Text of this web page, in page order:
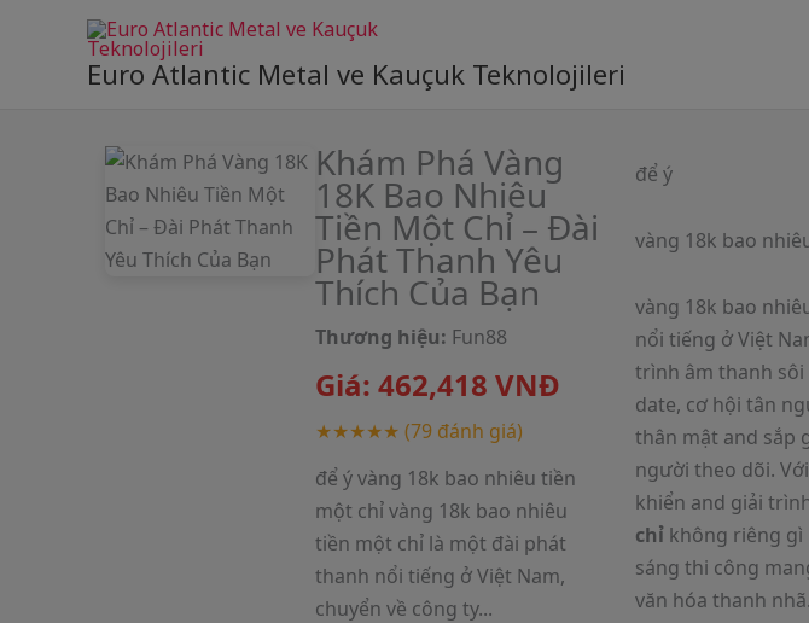
Euro Atlantic Metal ve Kauçuk Teknolojileri
Khám Phá Vàng
18K Bao Nhiêu
Tiền Một Chỉ – Đài
Phát Thanh Yêu
Thích Của Bạn
Thương hiệu: Fun88
Giá: 462,418 VNĐ
★★★★★ (79 đánh giá)
để ý vàng 18k bao nhiêu tiền
một chỉ vàng 18k bao nhiêu
tiền một chỉ là một đài phát
thanh nổi tiếng ở Việt Nam,
chuyển về công ty...
để ý
vàng 18k bao
vàng 18k bao
nổi tiếng ở Việt
trình âm thanh
date, cơ hội tân
thân mật and sắp
người theo dõi.
khiển and giải
chỉ không riêng gì
sáng thi công
văn hóa thanh nhã.